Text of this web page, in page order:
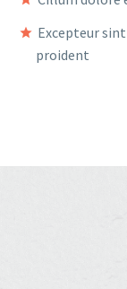
Excepteur
proident